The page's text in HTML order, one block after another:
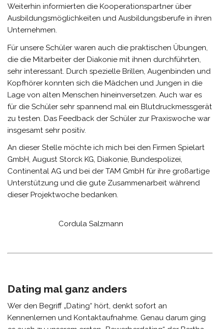
Weiterhin informierten die Kooperationspartner über
Ausbildungsmöglichkeiten und Ausbildungsberufe in ihren
Unternehmen.
Für unsere Schüler waren auch die praktischen Übungen,
die die Mitarbeiter der Diakonie mit ihnen durchführten,
sehr interessant. Durch spezielle Brillen, Augenbinden und
Kopfhörer konnten sich die Mädchen und Jungen in die
Lage von alten Menschen hineinversetzen. Auch war es
für die Schüler sehr spannend mal ein Blutdruckmessgerät
zu testen. Das Feedback der Schüler zur Praxiswoche war
insgesamt sehr positiv.
An dieser Stelle möchte ich mich bei den Firmen Spielart
GmbH, August Storck KG, Diakonie, Bundespolizei,
Continental AG und bei der TAM GmbH für ihre großartige
Unterstützung und die gute Zusammenarbeit während
dieser Projektwoche bedanken.
Cordula Salzmann
Dating mal ganz anders
Wer den Begriff „Dating“ hört, denkt sofort an
Kennenlernen und Kontaktaufnahme. Genau darum ging